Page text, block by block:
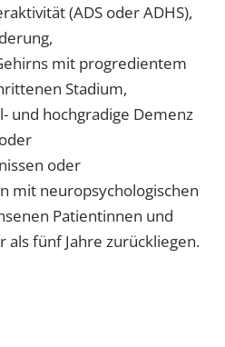
(ADS oder ADHS),
mit progredientem
Stadium,
und hochgradige Demenz
oder
mit neuropsychologischen
Patientinnen und
als fünf Jahre zurückliegen.